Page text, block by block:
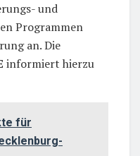
und
Programmen
an. Die
informiert hierzu
für